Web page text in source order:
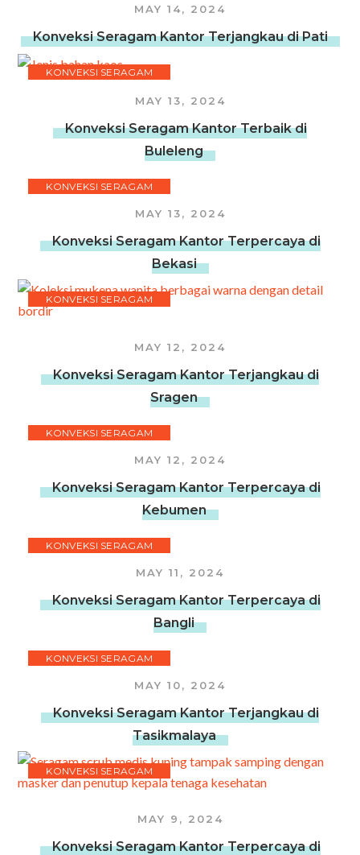
MAY 14, 2024
Konveksi Seragam Kantor Terjangkau di Pati
KONVEKSI SERAGAM
MAY 13, 2024
Konveksi Seragam Kantor Terbaik di
Buleleng
KONVEKSI SERAGAM
MAY 13, 2024
Konveksi Seragam Kantor Terpercaya di
Bekasi
KONVEKSI SERAGAM
MAY 12, 2024
Konveksi Seragam Kantor Terjangkau di
Sragen
KONVEKSI SERAGAM
MAY 12, 2024
Konveksi Seragam Kantor Terpercaya di
Kebumen
KONVEKSI SERAGAM
MAY 11, 2024
Konveksi Seragam Kantor Terpercaya di
Bangli
KONVEKSI SERAGAM
MAY 10, 2024
Konveksi Seragam Kantor Terjangkau di
Tasikmalaya
KONVEKSI SERAGAM
MAY 9, 2024
Konveksi Seragam Kantor Terpercaya di